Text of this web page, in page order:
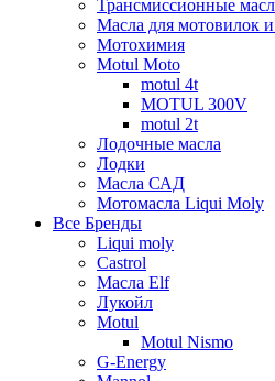
Трансмиссионные
Масла для мотовилок
Мотохимия
Motul Moto
motul 4t
MOTUL 300V
motul 2t
Лодочные масла
Лодки
Масла САД
Мотомасла Liqui Moly
Все Бренды
Liqui moly
Castrol
Масла Elf
Лукойл
Motul
Motul Nismo
G-Energy